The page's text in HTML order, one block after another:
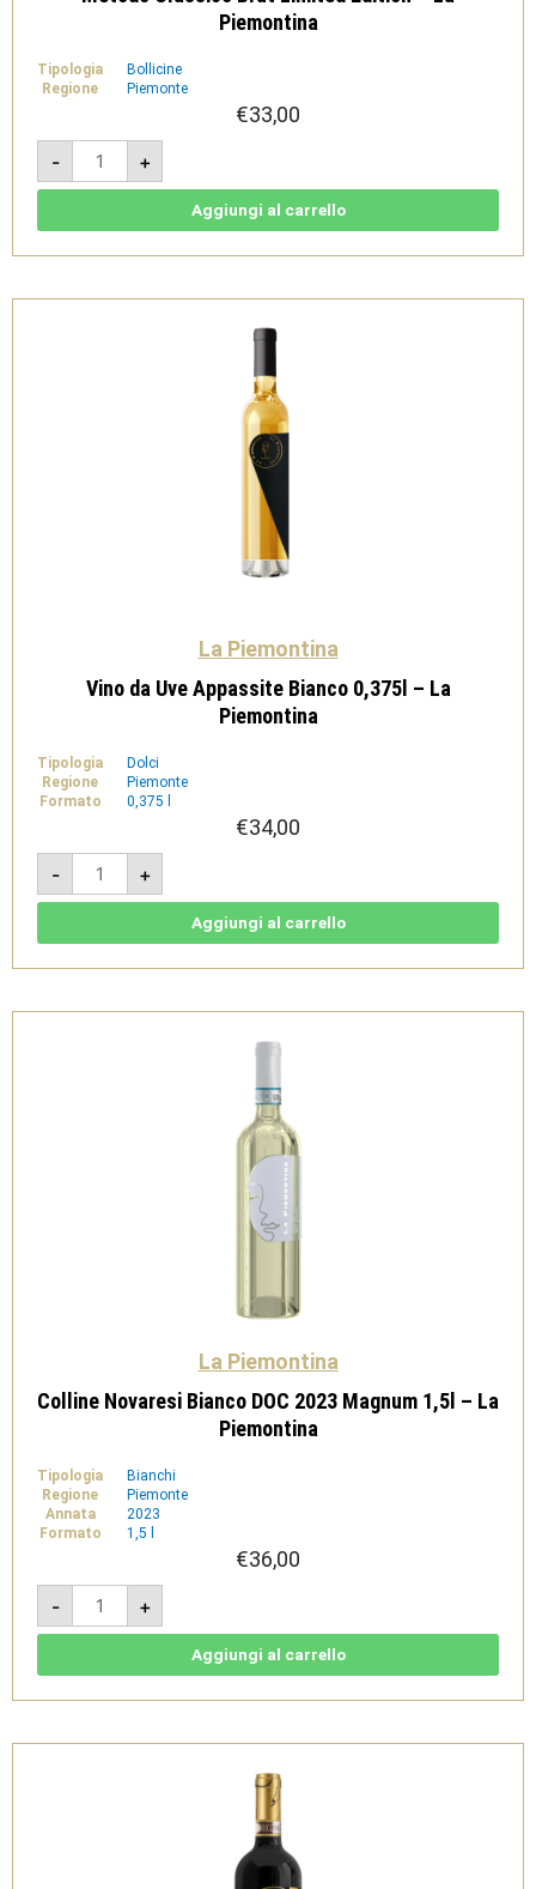
Piemontina
Tipologia
Bollicine
Regione
Piemonte
€33,00
-
Metodo
Classico
Brut
Limited
Piemontina
+
Aggiungi al carrello
La Piemontina
Vino da Uve Appassite Bianco 0,375l – La
Piemontina
Tipologia
Dolci
Regione
Piemonte
Formato
0,375 l
€34,00
-
Vino
Uve
Appassite
La
+
Aggiungi al carrello
La Piemontina
Colline Novaresi Bianco DOC 2023 Magnum 1,5l – La
Piemontina
Tipologia
Bianchi
Regione
Piemonte
Annata
2023
Formato
1,5 l
€36,00
-
Colline
Novaresi
Bianco
DOC
-
quantità
+
Aggiungi al carrello